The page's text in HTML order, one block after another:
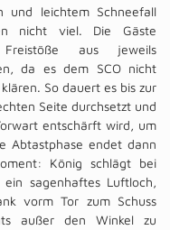
und leichtem Schneefall
nicht viel. Die Gäste
aus jeweils
da es dem SCO nicht
So dauert es bis zur
Seite durchsetzt und
entschärft wird, um
Abtastphase endet dann
König schlägt bei
sagenhaftes Luftloch,
vorm Tor zum Schuss
außer den Winkel zu